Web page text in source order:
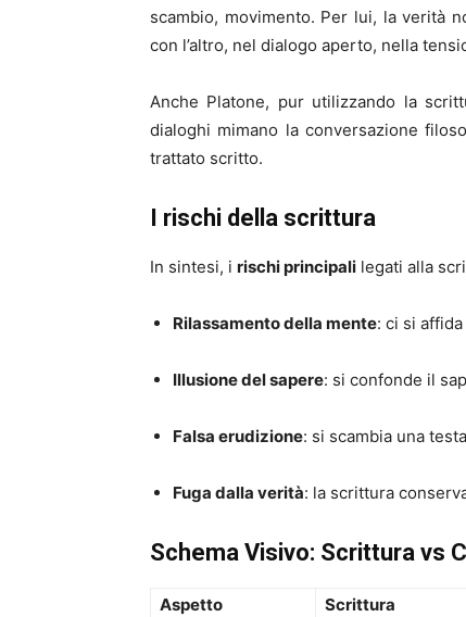
scambio, movimento. Per lui, la verità
con l’altro, nel dialogo aperto, nella
Anche Platone, pur utilizzando la
dialoghi mimano la conversazione
trattato scritto.
I rischi della scrittura
In sintesi, i rischi principali legati alla
Rilassamento della mente: ci si
Illusione del sapere: si confonde il
Falsa erudizione: si scambia una
Fuga dalla verità: la scrittura
Schema Visivo: Scrittura vs
Aspetto Scrittura